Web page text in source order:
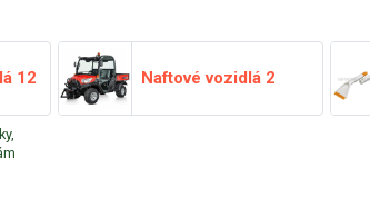
12 Naftové vozidlá 2